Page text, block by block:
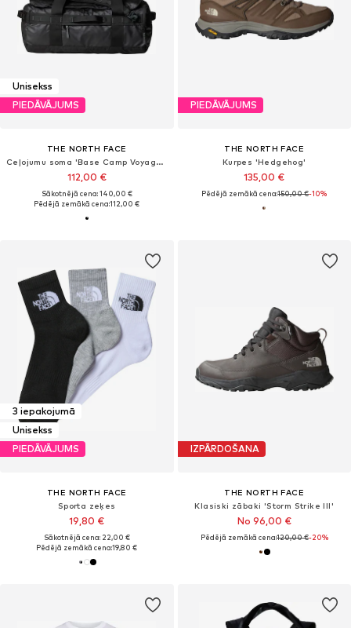
Unisekss
PIEDĀVĀJUMS
THE NORTH FACE
Ceļojumu soma 'Base Camp Voyager'
112,00 €
Sākotnējā cena: 140,00 €
Pēdējā zemākā cena:112,00 €
PIEDĀVĀJUMS
THE NORTH FACE
Kurpes 'Hedgehog'
135,00 €
Pēdējā zemākā cena:150,00 €-10%
3 iepakojumā
Unisekss
PIEDĀVĀJUMS
THE NORTH FACE
Sporta zeķes
19,80 €
Sākotnējā cena: 22,00 €
Pēdējā zemākā cena:19,80 €
IZPĀRDOŠANA
THE NORTH FACE
Klasiski zābaki 'Storm Strike III'
No 96,00 €
Pēdējā zemākā cena:120,00 €-20%